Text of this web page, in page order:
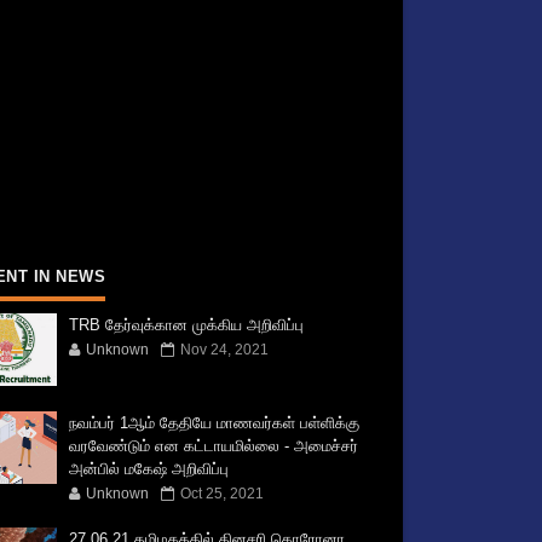
IN NEWS
TRB தேர்வுக்கான முக்கிய அறிவிப்பு
Unknown Nov 24, 2021
நவம்பர் 1ஆம் தேதியே மாணவர்கள் பள்ளிக்கு
வரவேண்டும் என கட்டாயமில்லை - அமைச்சர்
அன்பில் மகேஷ் அறிவிப்பு
Unknown Oct 25, 2021